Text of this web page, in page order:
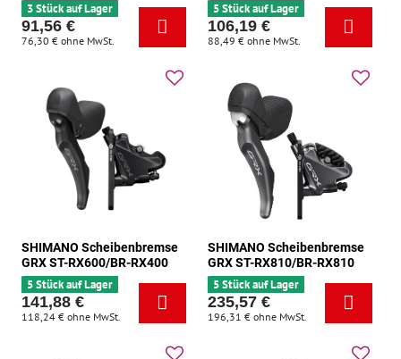
3 Stück auf Lager
91,56 €
76,30 € ohne MwSt.
5 Stück auf Lager
106,19 €
88,49 € ohne MwSt.
SHIMANO Scheibenbremse
GRX ST-RX600/BR-RX400
5 Stück auf Lager
141,88 €
118,24 € ohne MwSt.
SHIMANO Scheibenbremse
GRX ST-RX810/BR-RX810
5 Stück auf Lager
235,57 €
196,31 € ohne MwSt.